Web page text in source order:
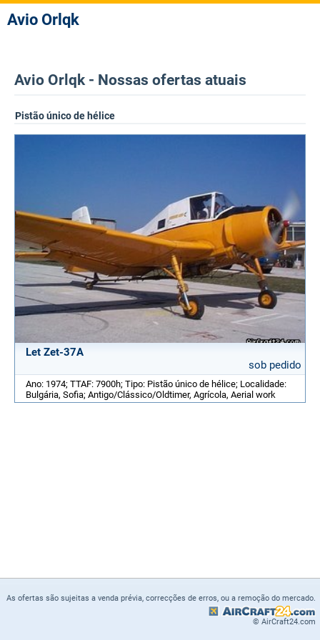
Avio Orlqk
Avio Orlqk - Nossas ofertas atuais
Pistão único de hélice
Let Zet-37A
sob pedido
Ano: 1974; TTAF: 7900h; Tipo: Pistão único de hélice; Localidade:
Bulgária, Sofia; Antigo/Clássico/Oldtimer, Agrícola, Aerial work
As ofertas são sujeitas a venda prévia, correcções de erros, ou a remoção do mercado.
© AirCraft24.com